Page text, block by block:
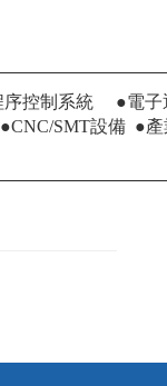
序控制系統
●電子
●CNC/SMT設備 ●產